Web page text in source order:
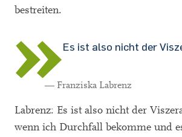
bestreiten.
Es ist also nicht der
— Franziska Labrenz
Labrenz: Es ist also nicht der
wenn ich Durchfall bekomme und